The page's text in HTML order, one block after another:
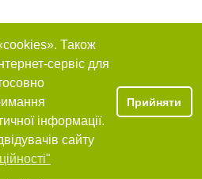
Також
сервіс для
інформації.
сайту
Прийняти